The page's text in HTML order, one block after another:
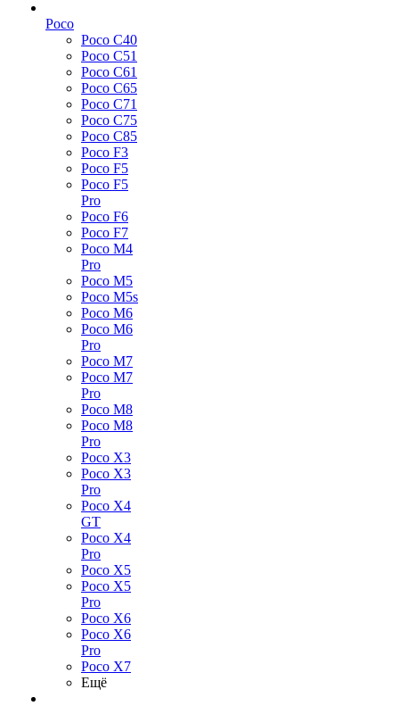
Poco
Poco C40
Poco C51
Poco C61
Poco C65
Poco C71
Poco C75
Poco C85
Poco F3
Poco F5
Poco F5
Pro
Poco F6
Poco F7
Poco M4
Pro
Poco M5
Poco M5s
Poco M6
Poco M6
Pro
Poco M7
Poco M7
Pro
Poco M8
Poco M8
Pro
Poco X3
Poco X3
Pro
Poco X4
GT
Poco X4
Pro
Poco X5
Poco X5
Pro
Poco X6
Poco X6
Pro
Poco X7
Ещё